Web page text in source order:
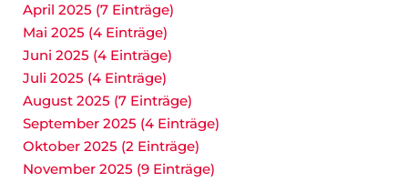
April 2025 (7 Einträge)
Mai 2025 (4 Einträge)
Juni 2025 (4 Einträge)
Juli 2025 (4 Einträge)
August 2025 (7 Einträge)
September 2025 (4 Einträge)
Oktober 2025 (2 Einträge)
November 2025 (9 Einträge)